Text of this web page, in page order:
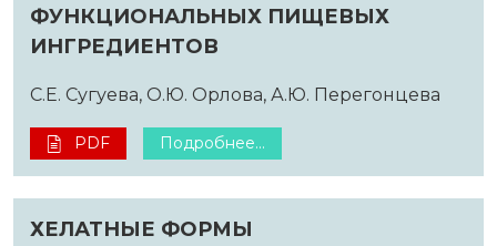
ФУНКЦИОНАЛЬНЫХ ПИЩЕВЫХ
ИНГРЕДИЕНТОВ
С.Е. Сугуева, O.Ю. Орлова, А.Ю. Перегонцева
PDF Подробнее...
ХЕЛАТНЫЕ ФОРМЫ